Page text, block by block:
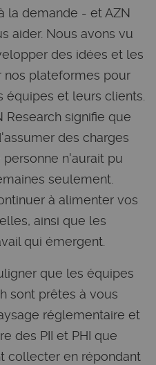
la demande - et AZN
aider. Nous avons vu
des idées et les
plateformes pour
et leurs clients.
signifie que
des charges
n'aurait pu
seulement.
à alimenter vos
ainsi que les
qui émergent.
que les équipes
sont prêtes à vous
réglementaire et
des PII et PHI que
collecter en répondant